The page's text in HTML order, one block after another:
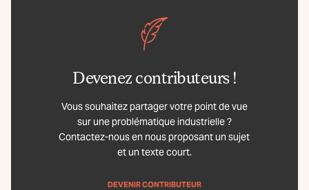
Devenez contributeurs !
Vous souhaitez partager votre point de vue
sur une problématique industrielle ?
Contactez-nous en nous proposant un sujet
et un texte court.
DEVENIR CONTRIBUTEUR